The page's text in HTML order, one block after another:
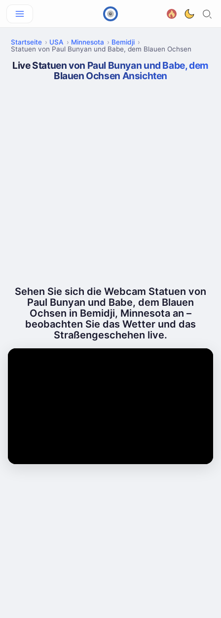
Startseite USA Minnesota
Bemidji
Statuen von Paul Bunyan und Babe, dem Blauen Ochsen
Live Statuen von Paul Bunyan und Babe, dem
Blauen Ochsen Ansichten
Sehen Sie sich die Webcam Statuen von
Paul Bunyan und Babe, dem Blauen
Ochsen in Bemidji, Minnesota an –
beobachten Sie das Wetter und das
Straßengeschehen live.